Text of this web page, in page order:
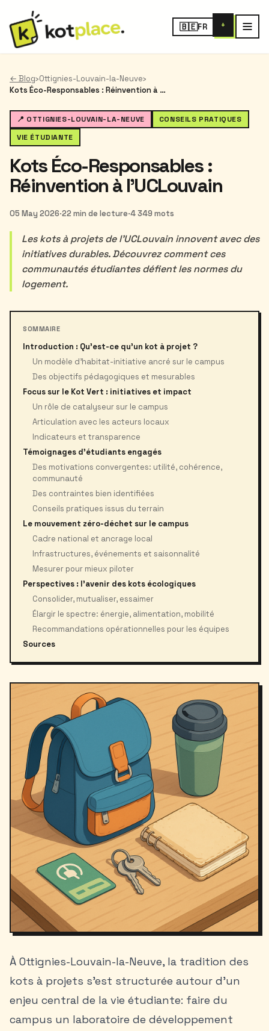
🇧🇪FR +
← Blog›Ottignies-Louvain-la-Neuve›
Kots Éco-Responsables : Réinvention à l'UCLouvain
📍 OTTIGNIES-LOUVAIN-LA-NEUVE
CONSEILS PRATIQUES
VIE ÉTUDIANTE
Kots Éco-Responsables :
Réinvention à l'UCLouvain
05 May 2026·22 min de lecture·4 349 mots
Les kots à projets de l'UCLouvain innovent avec des
initiatives durables. Découvrez comment ces
communautés étudiantes défient les normes du
logement.
SOMMAIRE
Introduction : Qu'est-ce qu'un kot à projet ?
Un modèle d’habitat-initiative ancré sur le campus
Des objectifs pédagogiques et mesurables
Focus sur le Kot Vert : initiatives et impact
Un rôle de catalyseur sur le campus
Articulation avec les acteurs locaux
Indicateurs et transparence
Témoignages d'étudiants engagés
Des motivations convergentes: utilité, cohérence,
communauté
Des contraintes bien identifiées
Conseils pratiques issus du terrain
Le mouvement zéro-déchet sur le campus
Cadre national et ancrage local
Infrastructures, événements et saisonnalité
Mesurer pour mieux piloter
Perspectives : l’avenir des kots écologiques
Consolider, mutualiser, essaimer
Élargir le spectre: énergie, alimentation, mobilité
Recommandations opérationnelles pour les équipes
Sources
À Ottignies-Louvain-la-Neuve, la tradition des
kots à projets s’est structurée autour d’un
enjeu central de la vie étudiante: faire du
campus un laboratoire de développement